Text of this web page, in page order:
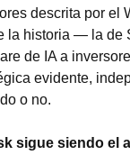
descrita por el
la historia — la de
de IA a
evidente,
o no.
sigue siendo el